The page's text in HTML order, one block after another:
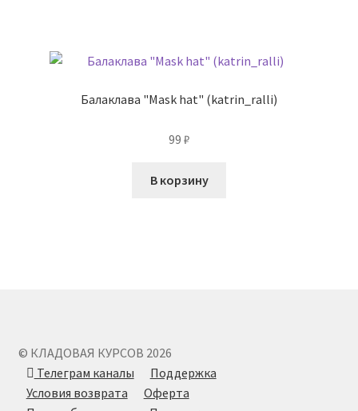
Балаклава "Mask hat" (katrin_ralli)
99 ₽
В корзину
© КЛАДОВАЯ КУРСОВ 2026
Телеграм каналы
Поддержка
Условия возврата
Оферта